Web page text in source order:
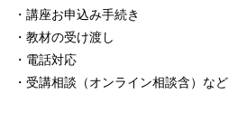
・講座お申込み手続き
・教材の受け渡し
・電話対応
・受講相談（オンライン相談含）など